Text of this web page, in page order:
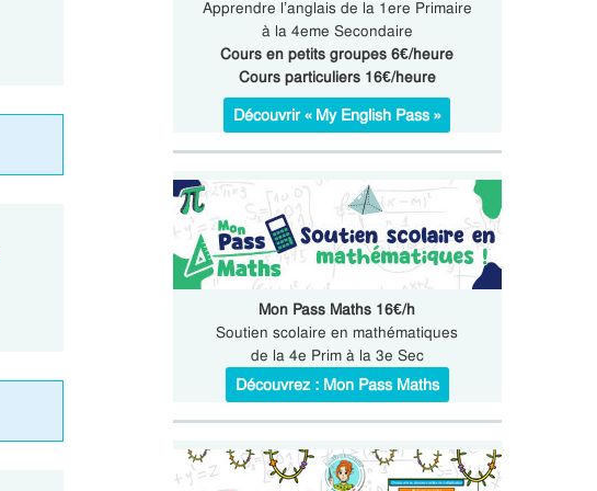
Apprendre l’anglais de la 1ere Primaire
à la 4eme Secondaire
Cours en petits groupes 6€/heure
Cours particuliers 16€/heure
Découvrir « My English Pass »
Mon Pass Maths 16€/h
Soutien scolaire en mathématiques
de la 4e Prim à la 3e Sec
Découvrez : Mon Pass Maths